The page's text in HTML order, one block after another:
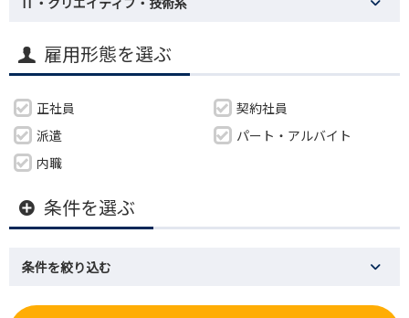
雇用形態を選ぶ
正社員
契約社員
派遣
パート・アルバイト
内職
条件を選ぶ
条件を絞り込む